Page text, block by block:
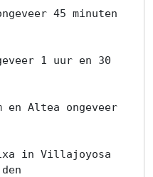
45 minuten
1 uur en 30
en Altea ongeveer
in Villajoyosa